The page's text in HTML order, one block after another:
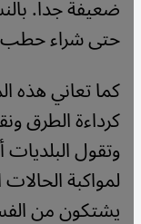
ضعيفة جداً.
حتى شراء حطب
كما تعاني هذه
كرداءة الطرق
وتقول البلديات
لمواكبة
يشتكون من